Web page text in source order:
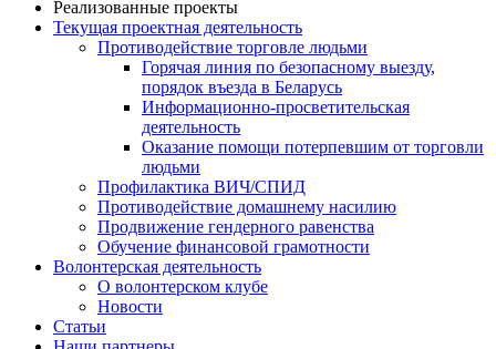
Реализованные проекты
Текущая проектная деятельность
Противодействие торговле людьми
Горячая линия по безопасному выезду,
порядок въезда в Беларусь
Информационно-просветительская
деятельность
Оказание помощи потерпевшим от торговли
людьми
Профилактика ВИЧ/СПИД
Противодействие домашнему насилию
Продвижение гендерного равенства
Обучение финансовой грамотности
Волонтерская деятельность
О волонтерском клубе
Новости
Статьи